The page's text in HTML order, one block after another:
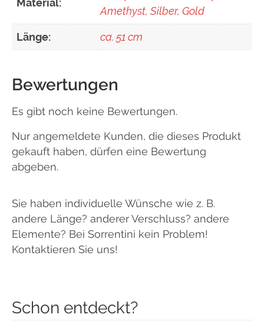
Material:
Amethyst, Silber, Gold
Länge: ca. 51 cm
Bewertungen
Es gibt noch keine Bewertungen.
Nur angemeldete Kunden, die dieses Produkt
gekauft haben, dürfen eine Bewertung
abgeben.
Sie haben individuelle Wünsche wie z. B.
andere Länge? anderer Verschluss? andere
Elemente? Bei Sorrentini kein Problem!
Kontaktieren Sie uns!
Schon entdeckt?